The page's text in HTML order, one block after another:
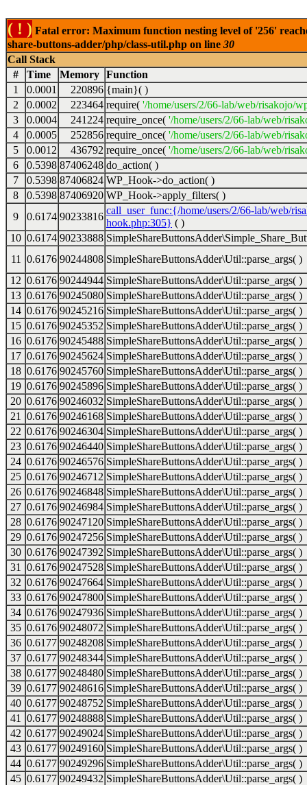
( ! ) Fatal error: Maximum function nesting level of '256'
share-buttons-adder/php/class-util.php on line 30
Call Stack
#
Time Memory Function
1
0.0001 220896 {main}( )
2
0.0002 223464 require( '/home/users/2/66-lab/web/risakojo/
3
0.0004 241224 require_once( '/home/users/2/66-lab/web/
4
0.0005 252856 require_once( '/home/users/2/66-lab/web/
5
0.0012 436792 require_once( '/home/users/2/66-lab/web/
6
0.5398 87406248 do_action( )
7
0.5398 87406824 WP_Hook->do_action( )
8
0.5398 87406920 WP_Hook->apply_filters( )
9
0.6174 90233816
call_user_func:{/home/users/2/66-lab/web/
hook.php:305} ( )
10 0.6174 90233888
11
0.6176 90244808 SimpleShareButtonsAdder\Util::parse_args( )
12 0.6176 90244944 SimpleShareButtonsAdder\Util::parse_args( )
13 0.6176 90245080 SimpleShareButtonsAdder\Util::parse_args( )
14 0.6176 90245216 SimpleShareButtonsAdder\Util::parse_args( )
15 0.6176 90245352 SimpleShareButtonsAdder\Util::parse_args( )
16 0.6176 90245488 SimpleShareButtonsAdder\Util::parse_args( )
17 0.6176 90245624 SimpleShareButtonsAdder\Util::parse_args( )
18 0.6176 90245760 SimpleShareButtonsAdder\Util::parse_args( )
19 0.6176 90245896 SimpleShareButtonsAdder\Util::parse_args( )
20 0.6176 90246032 SimpleShareButtonsAdder\Util::parse_args( )
21
0.6176 90246168 SimpleShareButtonsAdder\Util::parse_args( )
22 0.6176 90246304 SimpleShareButtonsAdder\Util::parse_args( )
23 0.6176 90246440 SimpleShareButtonsAdder\Util::parse_args( )
24 0.6176 90246576 SimpleShareButtonsAdder\Util::parse_args( )
25 0.6176 90246712 SimpleShareButtonsAdder\Util::parse_args( )
26 0.6176 90246848 SimpleShareButtonsAdder\Util::parse_args( )
27 0.6176 90246984 SimpleShareButtonsAdder\Util::parse_args( )
28 0.6176 90247120 SimpleShareButtonsAdder\Util::parse_args( )
29 0.6176 90247256 SimpleShareButtonsAdder\Util::parse_args( )
30 0.6176 90247392 SimpleShareButtonsAdder\Util::parse_args( )
31
0.6176 90247528 SimpleShareButtonsAdder\Util::parse_args( )
32 0.6176 90247664 SimpleShareButtonsAdder\Util::parse_args( )
33 0.6176 90247800 SimpleShareButtonsAdder\Util::parse_args( )
34 0.6176 90247936 SimpleShareButtonsAdder\Util::parse_args( )
35 0.6176 90248072 SimpleShareButtonsAdder\Util::parse_args( )
36 0.6177 90248208 SimpleShareButtonsAdder\Util::parse_args( )
37 0.6177 90248344 SimpleShareButtonsAdder\Util::parse_args( )
38 0.6177 90248480 SimpleShareButtonsAdder\Util::parse_args( )
39 0.6177 90248616 SimpleShareButtonsAdder\Util::parse_args( )
40 0.6177 90248752 SimpleShareButtonsAdder\Util::parse_args( )
41
0.6177 90248888 SimpleShareButtonsAdder\Util::parse_args( )
42 0.6177 90249024 SimpleShareButtonsAdder\Util::parse_args( )
43 0.6177 90249160 SimpleShareButtonsAdder\Util::parse_args( )
44 0.6177 90249296 SimpleShareButtonsAdder\Util::parse_args( )
45 0.6177 90249432 SimpleShareButtonsAdder\Util::parse_args( )